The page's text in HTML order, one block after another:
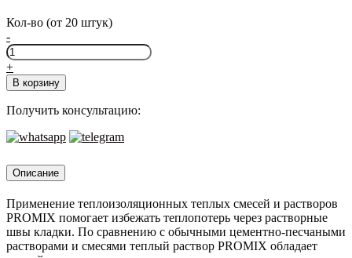
Кол-во (от 20 штук)
-
Количество
товара
PROMIX
ТКS-
202,
20кг.
+
В корзину
Получить консультацию:
Описание
Применение теплоизоляционных теплых смесей и растворов
PROMIX помогает избежать теплопотерь через растворные
швы кладки. По сравнению с обычными цементно-песчаными
растворами и смесями теплый раствор PROMIX обладает